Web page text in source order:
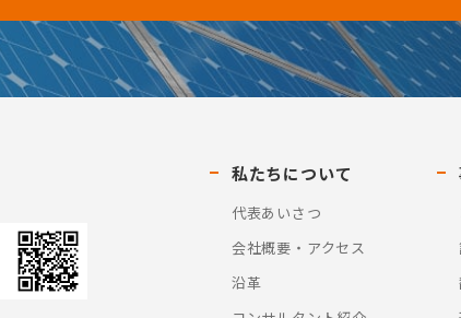
私たちについて
代表あいさつ
会社概要・アクセス
沿革